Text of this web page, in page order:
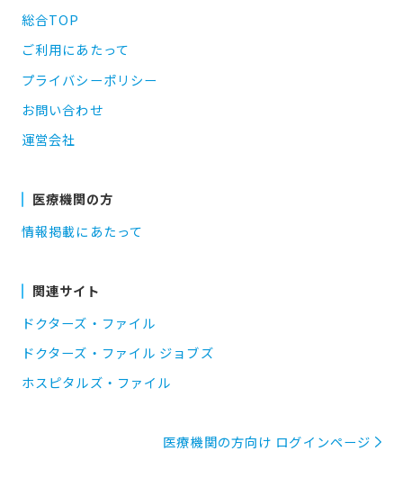
総合TOP
ご利用にあたって
プライバシーポリシー
お問い合わせ
運営会社
医療機関の方
情報掲載にあたって
関連サイト
ドクターズ・ファイル
ドクターズ・ファイル ジョブズ
ホスピタルズ・ファイル
医療機関の方向け ログインページ